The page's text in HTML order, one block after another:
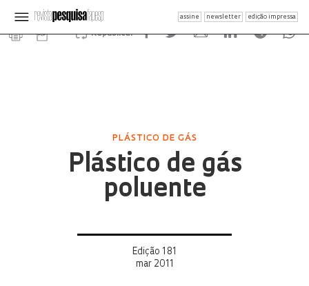
assine newsletter edição impressa
Republicar
PLÁSTICO DE GÁS
Plástico de gás
poluente
Edição 181
mar 2011